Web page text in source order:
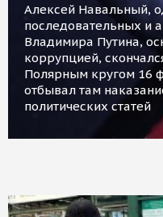
Алексей Навальный,
последовательных и
Владимира Путина,
коррупцией,
Полярным кругом 16
отбывал там
политических статей